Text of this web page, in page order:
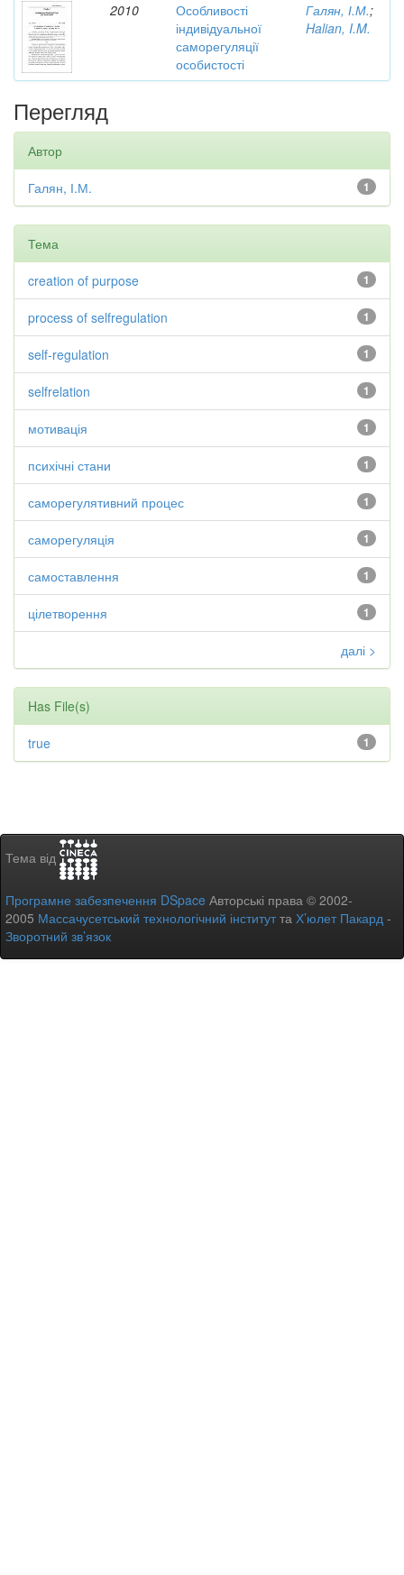
2010
Особливості
індивідуальної
саморегуляції
особистості
Галян, І.М.;
Halian, I.M.
Перегляд
Автор
1
Галян, І.М.
Тема
1
creation of purpose
1
process of selfregulation
1
self-regulation
1
selfrelation
1
мотивація
1
психічні стани
1
саморегулятивний процес
1
саморегуляція
1
самоставлення
1
цілетворення
далі >
Has File(s)
1
true
Тема від
Програмне забезпечення DSpace Авторські права © 2002-
2005 Массачусетський технологічний інститутта Х’юлет Пакард -
Зворотний зв’язок